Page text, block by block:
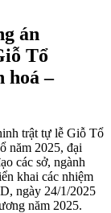
án
Tổ
hoá –
trật tự lễ Giỗ Tổ
năm 2025, đại
các sở, ngành
khai các nhiệm
ngày 24/1/2025
năm 2025.